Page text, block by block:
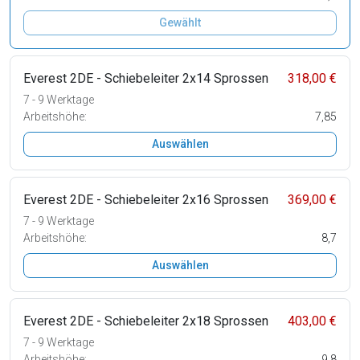
Gewählt
Everest 2DE - Schiebeleiter 2x14 Sprossen 318,00 €
7 - 9 Werktage
Arbeitshöhe:
7,85
Auswählen
Everest 2DE - Schiebeleiter 2x16 Sprossen 369,00 €
7 - 9 Werktage
Arbeitshöhe:
8,7
Auswählen
Everest 2DE - Schiebeleiter 2x18 Sprossen 403,00 €
7 - 9 Werktage